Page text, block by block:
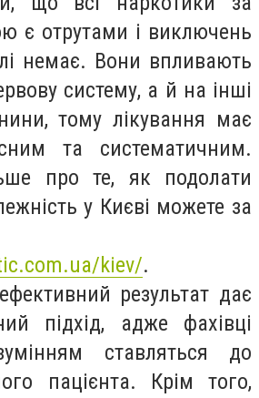
є отрутами і виключень
немає. Вони впливають
систему, а й на інші
тому лікування має
та систематичним.
про те, як подолати
у Києві можете за
kiev/.
результат дає
підхід, адже фахівці
ставляться до
пацієнта. Крім того,